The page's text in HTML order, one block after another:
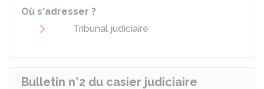
Où s'adresser ?
Tribunal judiciaire
Bulletin n°2 du casier judiciaire